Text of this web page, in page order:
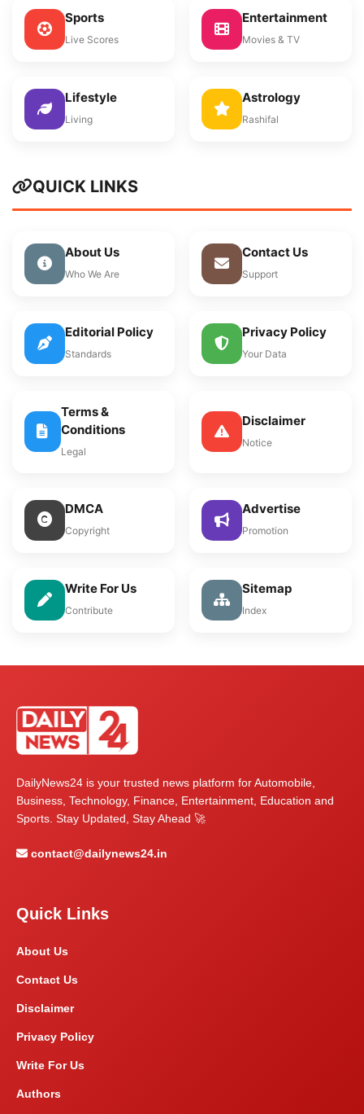
Sports
Live Scores
Entertainment
Movies & TV
Lifestyle
Living
Astrology
Rashifal
QUICK LINKS
About Us
Who We Are
Contact Us
Support
Editorial Policy
Standards
Privacy Policy
Your Data
Terms &
Conditions
Legal
Disclaimer
Notice
DMCA
Copyright
Advertise
Promotion
Write For Us
Contribute
Sitemap
Index
DailyNews24 is your trusted news platform for Automobile,
Business, Technology, Finance, Entertainment, Education and
Sports. Stay Updated, Stay Ahead 🚀
contact@dailynews24.in
Quick Links
About Us
Contact Us
Disclaimer
Privacy Policy
Write For Us
Authors